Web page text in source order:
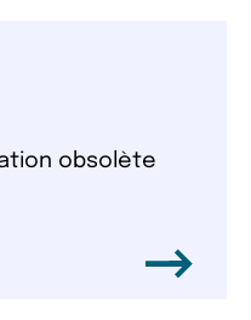
obsolète